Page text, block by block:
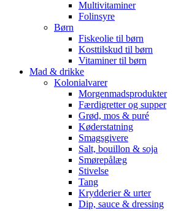
Multivitaminer
Folinsyre
Børn
Fiskeolie til børn
Kosttilskud til børn
Vitaminer til børn
Mad & drikke
Kolonialvarer
Morgenmadsprodukter
Færdigretter og supper
Grød, mos & puré
Køderstatning
Smagsgivere
Salt, bouillon & soja
Smørepålæg
Stivelse
Tang
Krydderier & urter
Dip, sauce & dressing